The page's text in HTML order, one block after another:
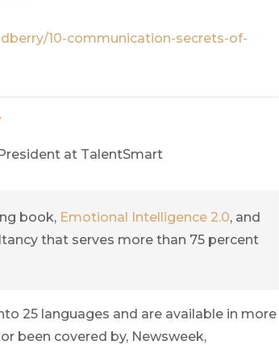
10-communication-secrets-of-
at TalentSmart
book, Emotional Intelligence 2.0, and
that serves more than 75 percent
25 languages and are available in more
been covered by, Newsweek,